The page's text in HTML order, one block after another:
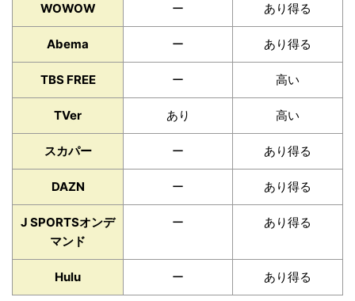
WOWOW ー あり得る
Abema ー あり得る
TBS FREE ー 高い
TVer あり 高い
スカパー ー あり得る
DAZN ー あり得る
J SPORTSオンデ
マンド
ー あり得る
Hulu ー あり得る